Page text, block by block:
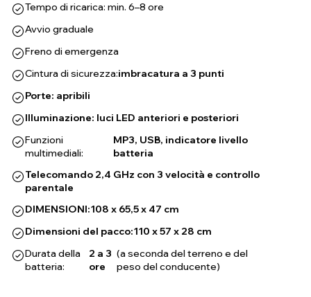
Tempo di ricarica: min. 6–8 ore
Avvio graduale
Freno di emergenza
Cintura di sicurezza:imbracatura a 3 punti
Porte: apribili
Illuminazione: luci LED anteriori e posteriori
Funzioni
multimediali:
MP3, USB, indicatore livello
batteria
Telecomando 2,4 GHz con 3 velocità e controllo
parentale
DIMENSIONI:108 x 65,5 x 47 cm
Dimensioni del pacco:110 x 57 x 28 cm
Durata della
batteria:
2 a 3
ore
(a seconda del terreno e del
peso del conducente)